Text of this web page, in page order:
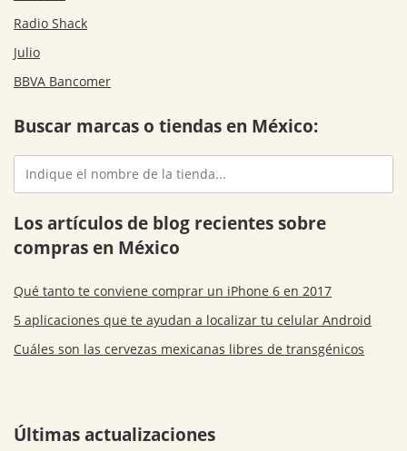
Radio Shack
Julio
BBVA Bancomer
Buscar marcas o tiendas en México:
Los artículos de blog recientes sobre
compras en México
Qué tanto te conviene comprar un iPhone 6 en 2017
5 aplicaciones que te ayudan a localizar tu celular Android
Cuáles son las cervezas mexicanas libres de transgénicos
Últimas actualizaciones